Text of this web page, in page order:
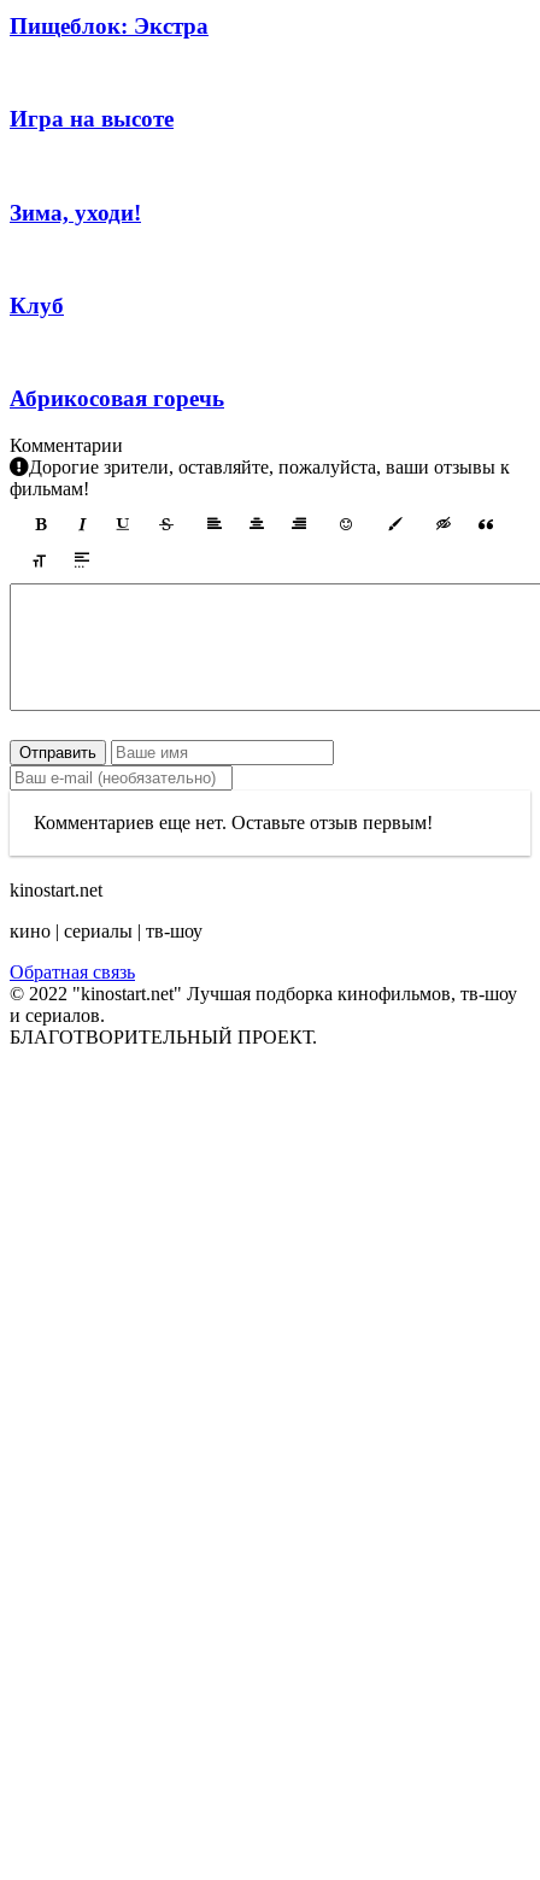
Пищеблок: Экстра
Игра на высоте
Зима, уходи!
Клуб
Абрикосовая горечь
Комментарии
Дорогие зрители, оставляйте, пожалуйста, ваши отзывы к
фильмам!
Отправить
Комментариев еще нет. Оставьте отзыв первым!
kinostart.net
кино | сериалы | тв-шоу
Обратная связь
© 2022 "kinostart.net" Лучшая подборка кинофильмов, тв-шоу
и сериалов.
БЛАГОТВОРИТЕЛЬНЫЙ ПРОЕКТ.